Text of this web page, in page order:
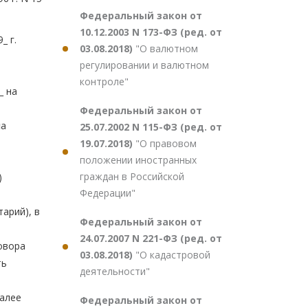
Федеральный закон от
10.12.2003 N 173-ФЗ (ред. от
03.08.2018) "О валютном
регулировании и валютном
контроле"
Федеральный закон от
25.07.2002 N 115-ФЗ (ред. от
19.07.2018) "О правовом
положении иностранных
граждан в Российской
Федерации"
Федеральный закон от
24.07.2007 N 221-ФЗ (ред. от
03.08.2018) "О кадастровой
деятельности"
Федеральный закон от